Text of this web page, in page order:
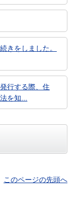
きをしました。
行する際、住
を知...
このページの先頭へ